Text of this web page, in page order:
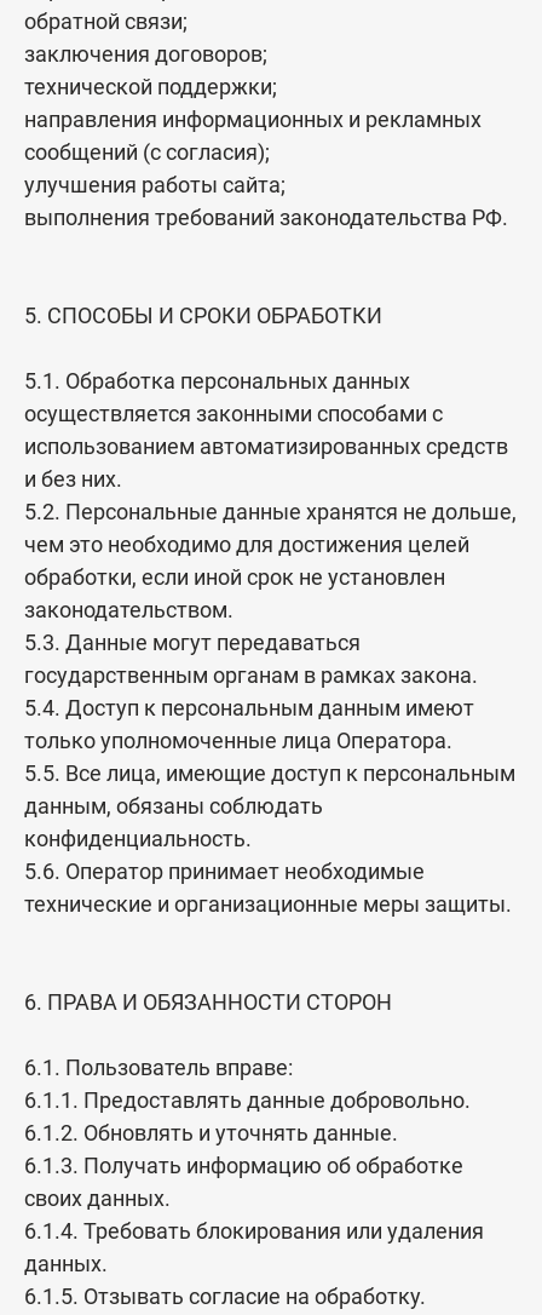
обратной связи;
заключения договоров;
технической поддержки;
направления информационных и рекламных
сообщений (с согласия);
улучшения работы сайта;
выполнения требований законодательства РФ.
5. СПОСОБЫ И СРОКИ ОБРАБОТКИ
5.1. Обработка персональных данных
осуществляется законными способами с
использованием автоматизированных средств
и без них.
5.2. Персональные данные хранятся не дольше,
чем это необходимо для достижения целей
обработки, если иной срок не установлен
законодательством.
5.3. Данные могут передаваться
государственным органам в рамках закона.
5.4. Доступ к персональным данным имеют
только уполномоченные лица Оператора.
5.5. Все лица, имеющие доступ к персональным
данным, обязаны соблюдать
конфиденциальность.
5.6. Оператор принимает необходимые
технические и организационные меры защиты.
6. ПРАВА И ОБЯЗАННОСТИ СТОРОН
6.1. Пользователь вправе:
6.1.1. Предоставлять данные добровольно.
6.1.2. Обновлять и уточнять данные.
6.1.3. Получать информацию об обработке
своих данных.
6.1.4. Требовать блокирования или удаления
данных.
6.1.5. Отзывать согласие на обработку.